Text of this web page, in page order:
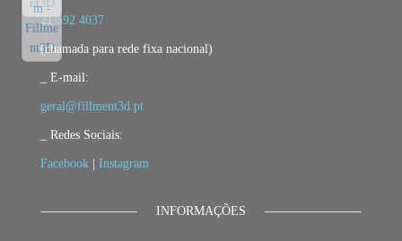
21 592 4037
(chamada para rede fixa nacional)
_ E-mail:
geral@fillment3d.pt
_ Redes Sociais:
Facebook Instagram
INFORMAÇÕES